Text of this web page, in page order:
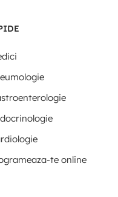
te online